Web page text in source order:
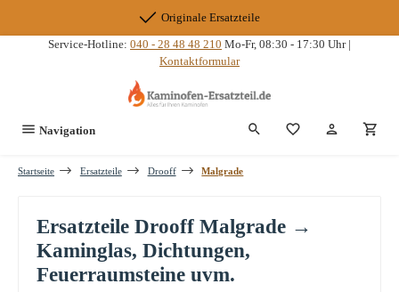
Originale Ersatzteile
Service-Hotline: 040 - 28 48 48 210 Mo-Fr, 08:30 - 17:30 Uhr |
Kontaktformular
Navigation Du hast 0
Startseite Ersatzteile Drooff Malgrade
Ersatzteile Drooff Malgrade →
Kaminglas, Dichtungen,
Feuerraumsteine uvm.